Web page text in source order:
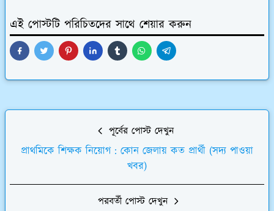
এই পোস্টটি পরিচিতদের সাথে শেয়ার করুন
পূর্বের পোস্ট দেখুন
প্রাথমিকে শিক্ষক নিয়োগ : কোন জেলায় কত প্রার্থী (সদ্য পাওয়া
খবর)
পরবর্তী পোস্ট দেখুন